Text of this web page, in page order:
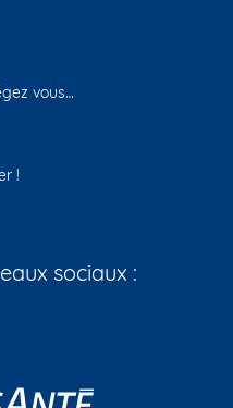
vous…
!
sociaux :